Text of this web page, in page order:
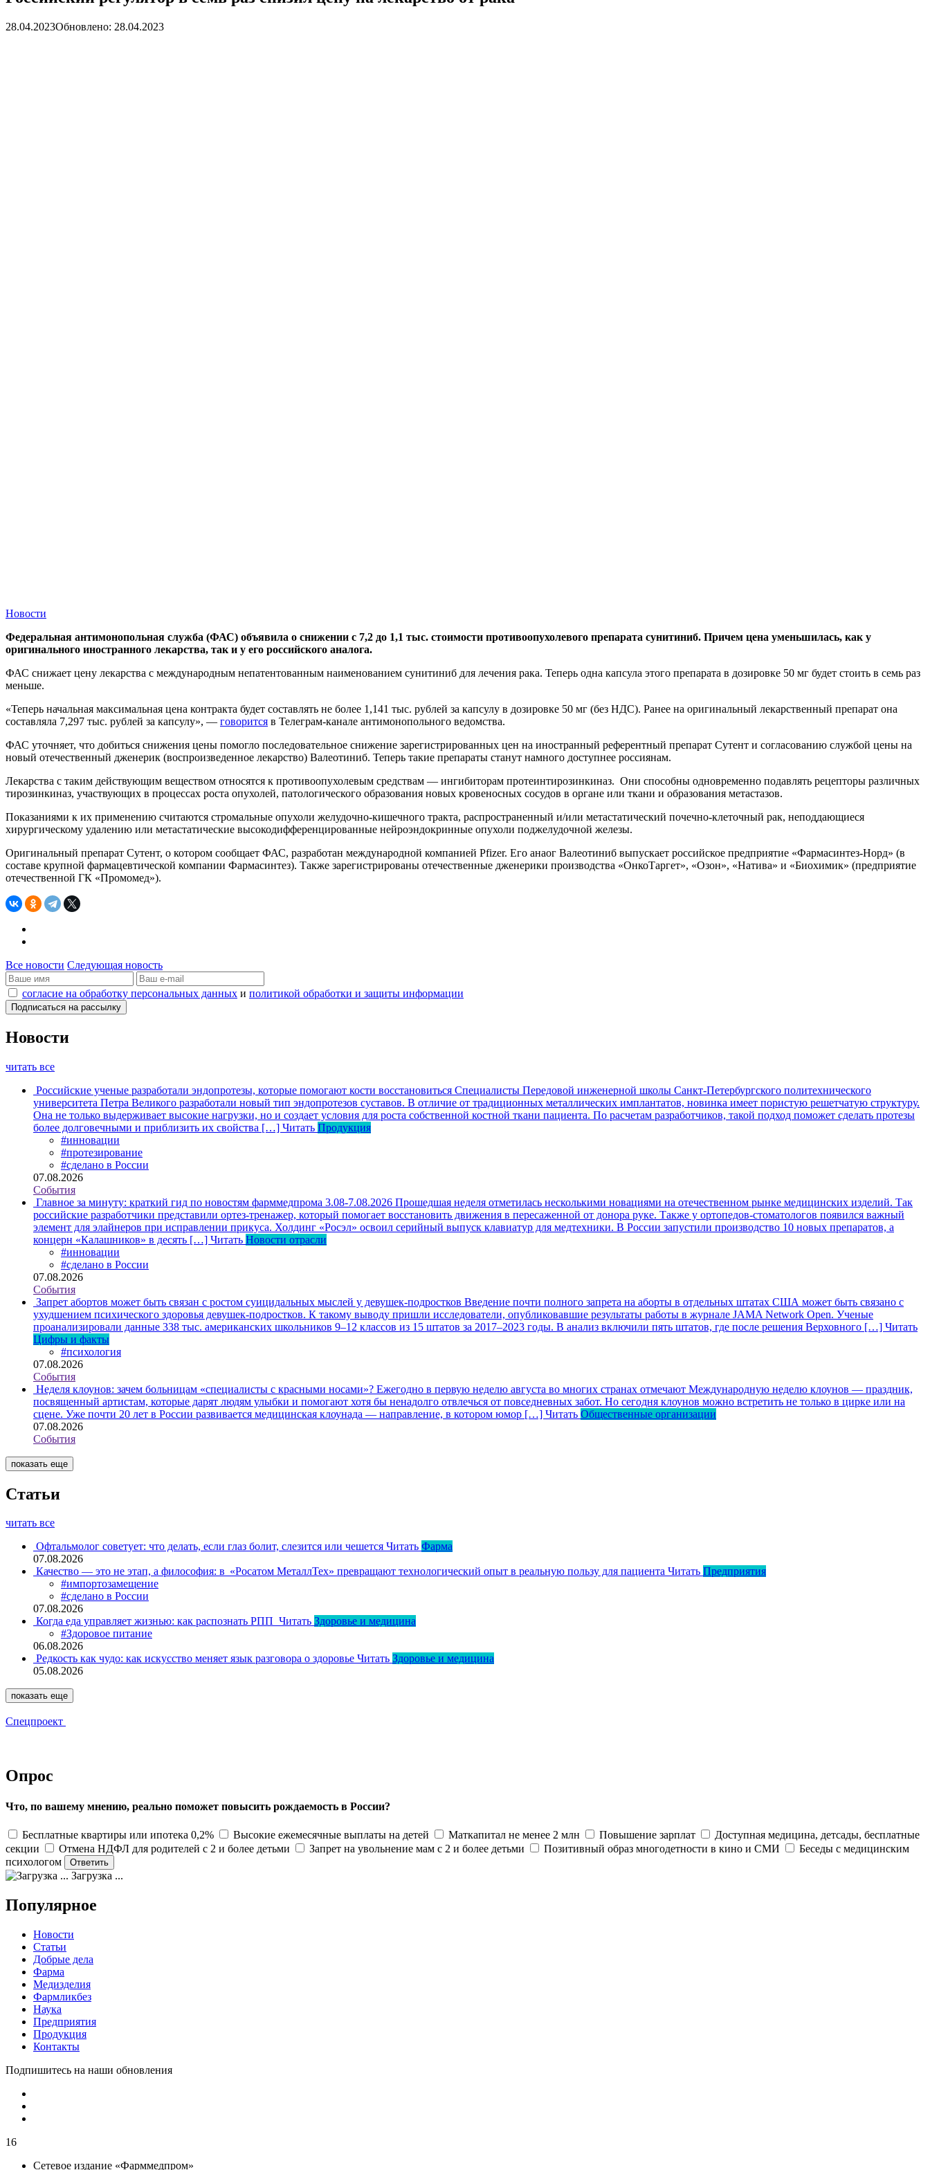
28.04.2023Обновлено: 28.04.2023
Новости
Федеральная антимонопольная служба (ФАС) объявила о снижении с 7,2 до 1,1 тыс. стоимости противоопухолевого препарата сунитиниб. Причем цена уменьшилась, как у
оригинального иностранного лекарства, так и у его российского аналога.
ФАС снижает цену лекарства с международным непатентованным наименованием сунитиниб для лечения рака. Теперь одна капсула этого препарата в дозировке 50 мг будет стоить в семь раз
меньше.
«Теперь начальная максимальная цена контракта будет составлять не более 1,141 тыс. рублей за капсулу в дозировке 50 мг (без НДС). Ранее на оригинальный лекарственный препарат она
составляла 7,297 тыс. рублей за капсулу», — говорится в Телеграм-канале антимонопольного ведомства.
ФАС уточняет, что добиться снижения цены помогло последовательное снижение зарегистрированных цен на иностранный референтный препарат Сутент и согласованию службой цены на
новый отечественный дженерик (воспроизведенное лекарство) Валеотиниб. Теперь такие препараты станут намного доступнее россиянам.
Лекарства с таким действующим веществом относятся к противоопухолевым средствам — ингибиторам протеинтирозинкиназ. Они способны одновременно подавлять рецепторы различных
тирозинкиназ, участвующих в процессах роста опухолей, патологического образования новых кровеносных сосудов в органе или ткани и образования метастазов.
Показаниями к их применению считаются стромальные опухоли желудочно-кишечного тракта, распространенный и/или метастатический почечно-клеточный рак, неподдающиеся
хирургическому удалению или метастатические высокодифференцированные нейроэндокринные опухоли поджелудочной железы.
Оригинальный препарат Сутент, о котором сообщает ФАС, разработан международной компанией Pfizer. Его анаог Валеотиниб выпускает российское предприятие «Фармасинтез-Норд» (в
составе крупной фармацевтической компании Фармасинтез). Также зарегистрированы отечественные дженерики производства «ОнкоТаргет», «Озон», «Натива» и «Биохимик» (предприятие
отечественной ГК «Промомед»).
Все новости Следующая новость
согласие на обработку персональных данных и политикой обработки и защиты информации
Новости
читать все
Российские ученые разработали эндопротезы, которые помогают кости восстановиться Специалисты Передовой инженерной школы Санкт-Петербургского политехнического
университета Петра Великого разработали новый тип эндопротезов суставов. В отличие от традиционных металлических имплантатов, новинка имеет пористую решетчатую структуру.
Она не только выдерживает высокие нагрузки, но и создает условия для роста собственной костной ткани пациента. По расчетам разработчиков, такой подход поможет сделать протезы
более долговечными и приблизить их свойства […] Читать Продукция
#инновации
#протезирование
#сделано в России
07.08.2026
События
Главное за минуту: краткий гид по новостям фарммедпрома 3.08-7.08.2026 Прошедшая неделя отметилась несколькими новациями на отечественном рынке медицинских изделий. Так
российские разработчики представили ортез-тренажер, который помогает восстановить движения в пересаженной от донора руке. Также у ортопедов-стоматологов появился важный
элемент для элайнеров при исправлении прикуса. Холдинг «Росэл» освоил серийный выпуск клавиатур для медтехники. В России запустили производство 10 новых препаратов, а
концерн «Калашников» в десять […] Читать Новости отрасли
#инновации
#сделано в России
07.08.2026
События
Запрет абортов может быть связан с ростом суицидальных мыслей у девушек-подростков Введение почти полного запрета на аборты в отдельных штатах США может быть связано с
ухудшением психического здоровья девушек-подростков. К такому выводу пришли исследователи, опубликовавшие результаты работы в журнале JAMA Network Open. Ученые
проанализировали данные 338 тыс. американских школьников 9–12 классов из 15 штатов за 2017–2023 годы. В анализ включили пять штатов, где после решения Верховного […] Читать
Цифры и факты
#психология
07.08.2026
События
Неделя клоунов: зачем больницам «специалисты с красными носами»? Ежегодно в первую неделю августа во многих странах отмечают Международную неделю клоунов — праздник,
посвященный артистам, которые дарят людям улыбки и помогают хотя бы ненадолго отвлечься от повседневных забот. Но сегодня клоунов можно встретить не только в цирке или на
сцене. Уже почти 20 лет в России развивается медицинская клоунада — направление, в котором юмор […] Читать Общественные организации
07.08.2026
События
показать еще
Статьи
читать все
Офтальмолог советует: что делать, если глаз болит, слезится или чешется Читать Фарма
07.08.2026
Качество — это не этап, а философия: в «Росатом МеталлТех» превращают технологический опыт в реальную пользу для пациента Читать Предприятия
#импортозамещение
#сделано в России
07.08.2026
Когда еда управляет жизнью: как распознать РПП Читать Здоровье и медицина
#Здоровое питание
06.08.2026
Редкость как чудо: как искусство меняет язык разговора о здоровье Читать Здоровье и медицина
05.08.2026
показать еще
Спецпроект
Опрос
Что, по вашему мнению, реально поможет повысить рождаемость в России?
Бесплатные квартиры или ипотека 0,2% Высокие ежемесячные выплаты на детей Маткапитал не менее 2 млн Повышение зарплат
Доступная медицина, детсады, бесплатные
секции
Отмена НДФЛ для родителей с 2 и более детьми Запрет на увольнение мам с 2 и более детьми Позитивный образ многодетности в кино и СМИ
Беседы с медицинским
психологом
Загрузка ...
Популярное
Новости
Статьи
Добрые дела
Фарма
Медизделия
Фармликбез
Наука
Предприятия
Продукция
Контакты
Подпишитесь на наши обновления
16
Сетевое издание «Фарммедпром»